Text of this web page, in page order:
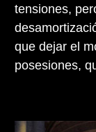
tensiones,
que dejar el
posesiones,